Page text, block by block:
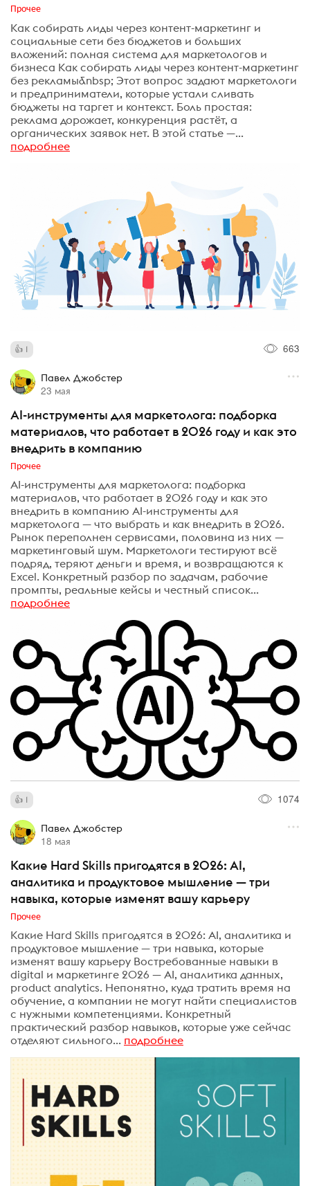
Прочее
Как собирать лиды через контент-маркетинг и
социальные сети без бюджетов и больших
вложений: полная система для маркетологов и
бизнеса Как собирать лиды через контент-маркетинг
без рекламы&nbsp; Этот вопрос задают маркетологи
и предприниматели, которые устали сливать
бюджеты на таргет и контекст. Боль простая:
реклама дорожает, конкуренция растёт, а
органических заявок нет. В этой статье —...
подробнее
1 663
Павел Джобстер
23 мая
AI-инструменты для маркетолога: подборка
материалов, что работает в 2026 году и как это
внедрить в компанию
Прочее
AI-инструменты для маркетолога: подборка
материалов, что работает в 2026 году и как это
внедрить в компанию AI-инструменты для
маркетолога — что выбрать и как внедрить в 2026.
Рынок переполнен сервисами, половина из них —
маркетинговый шум. Маркетологи тестируют всё
подряд, теряют деньги и время, и возвращаются к
Excel. Конкретный разбор по задачам, рабочие
промпты, реальные кейсы и честный список...
подробнее
1 1074
Павел Джобстер
18 мая
Какие Hard Skills пригодятся в 2026: AI,
аналитика и продуктовое мышление — три
навыка, которые изменят вашу карьеру
Прочее
Какие Hard Skills пригодятся в 2026: AI, аналитика и
продуктовое мышление — три навыка, которые
изменят вашу карьеру Востребованные навыки в
digital и маркетинге 2026 — AI, аналитика данных,
product analytics. Непонятно, куда тратить время на
обучение, а компании не могут найти специалистов
с нужными компетенциями. Конкретный
практический разбор навыков, которые уже сейчас
отделяют сильного... подробнее